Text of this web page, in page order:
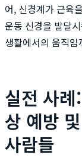
어, 신경계가 근육
운동 신경을 발달
생활에서의 움직
실전 사
상 예방
사람들